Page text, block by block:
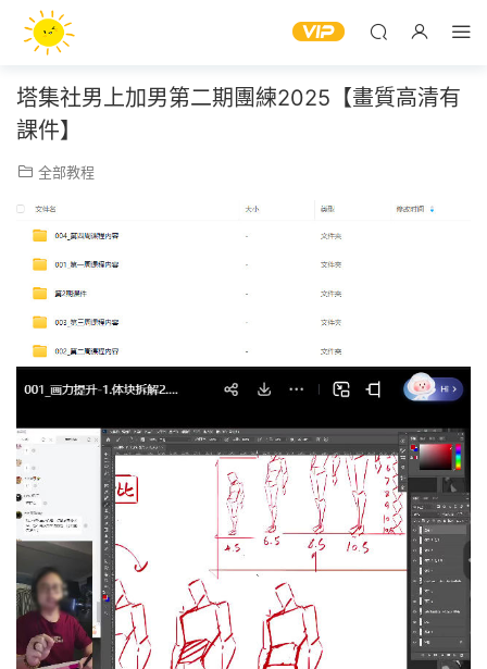
塔集社男上加男第二期團練2025【畫質高清有
課件】
全部教程